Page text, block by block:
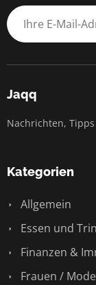
Jaqq
Nachrichten,
Kategorien
Allgemein
Essen und
Finanzen &
Frauen / Mode